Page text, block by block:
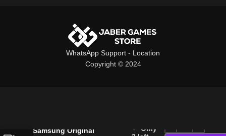
WhatsApp Support - Location
Copyright © 2024
Samsung Original
Only